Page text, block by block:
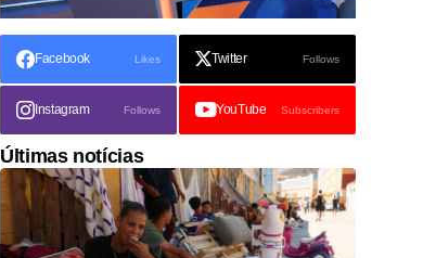
Facebook Likes Twitter Follows
Instagram Follows YouTube Subscribers
Últimas notícias